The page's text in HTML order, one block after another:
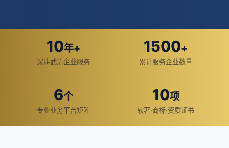
10年+
深耕武清企业服务
1500+
累计服务企业数量
6个
专业业务平台矩阵
10项
软著·商标·资质证书